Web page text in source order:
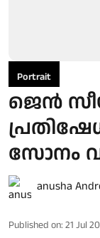
Portrait
ജെൻ
സോനം
anusha
Published on: 21 Jul